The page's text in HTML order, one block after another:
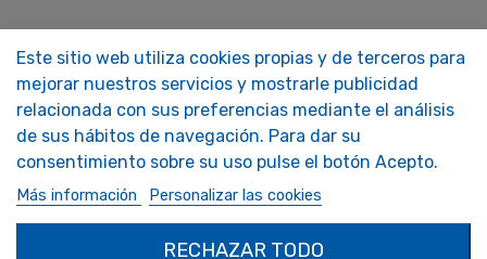
Este sitio web utiliza cookies propias y de terceros para
mejorar nuestros servicios y mostrarle publicidad
relacionada con sus preferencias mediante el análisis
de sus hábitos de navegación. Para dar su
consentimiento sobre su uso pulse el botón Acepto.
Más información Personalizar las cookies
RECHAZAR TODO